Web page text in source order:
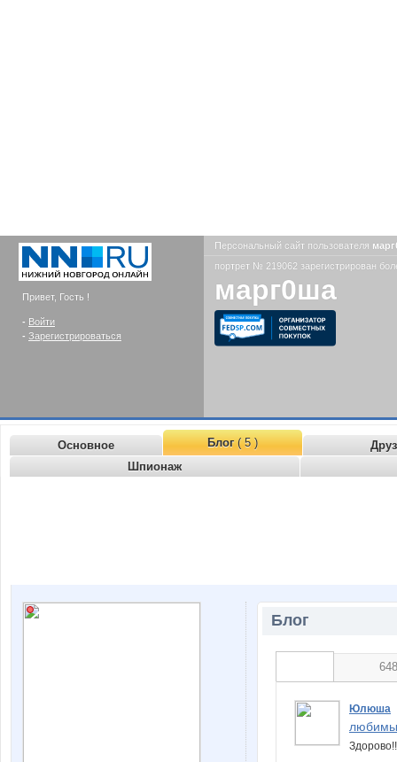
Привет, Гость !
- Войти
- Зарегистрироваться
Персональный сайт пользователя
портрет № 219062 зарегистрирован
марг0ша
Основное Блог( 5 )
Шпионаж
Блог
Юлюша